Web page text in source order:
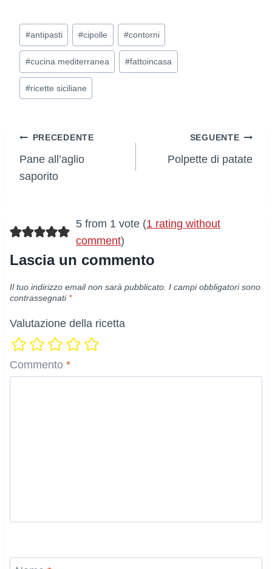
Tag
articolo:
#antipasti #cipolle #contorni
#cucina mediterranea #fattoincasa
#ricette siciliane
Navigazione
articoli
PRECEDENTE
Pane all’aglio
saporito
SEGUENTE
Polpette di patate
5 from 1 vote (1 rating without
comment)
Lascia un commento
Il tuo indirizzo email non sarà pubblicato. I campi obbligatori sono
contrassegnati *
Valutazione della ricetta
Commento *